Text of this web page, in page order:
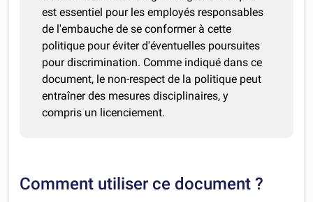
est essentiel pour les employés responsables
de l'embauche de se conformer à cette
politique pour éviter d'éventuelles poursuites
pour discrimination. Comme indiqué dans ce
document, le non-respect de la politique peut
entraîner des mesures disciplinaires, y
compris un licenciement.
Comment utiliser ce document ?